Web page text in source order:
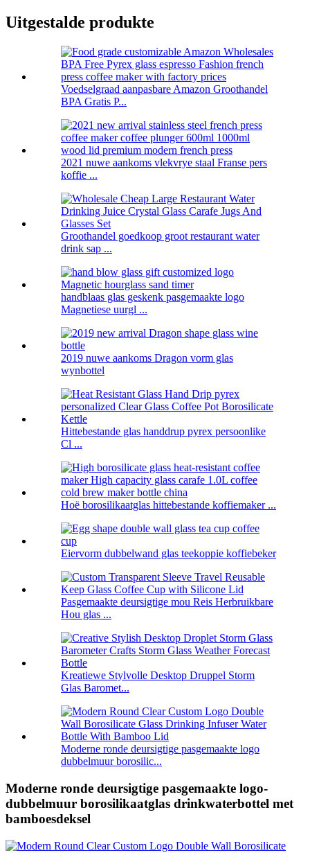
Uitgestalde produkte
Voedselgraad aanpasbare Amazon Groothandel
BPA Gratis P...
2021 nuwe aankoms vlekvrye staal Franse pers
koffie ...
Groothandel goedkoop groot restaurant water
drink sap ...
handblaas glas geskenk pasgemaakte logo
Magnetiese uurgl ...
2019 nuwe aankoms Dragon vorm glas
wynbottel
Hittebestande glas handdrup pyrex persoonlike
Cl ...
Hoë borosilikaatglas hittebestande koffiemaker ...
Eiervorm dubbelwand glas teekoppie koffiebeker
Pasgemaakte deursigtige mou Reis Herbruikbare
Hou glas ...
Kreatiewe Stylvolle Desktop Druppel Storm
Glas Baromet...
Moderne ronde deursigtige pasgemaakte logo
dubbelmuur borosilic...
Moderne ronde deursigtige pasgemaakte logo-
dubbelmuur borosilikaatglas drinkwaterbottel met
bamboesdeksel